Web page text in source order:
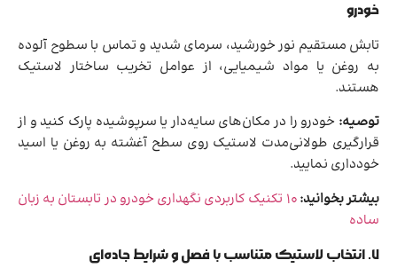
خودرو
تابش مستقیم نور خورشید، سرمای شدید و تماس با سطوح آلوده
به روغن یا مواد شیمیایی، از عوامل تخریب ساختار لاستیک
هستند.
توصیه: خودرو را در مکان‌های سایه‌دار یا سرپوشیده پارک کنید و از
قرارگیری طولانی‌مدت لاستیک روی سطح آغشته به روغن یا اسید
خودداری نمایید.
بیشتر بخوانید:
10 تکنیک‌ کاربردی نگهداری خودرو در تابستان به زبان
ساده
۷. انتخاب لاستیک متناسب با فصل و شرایط جاده‌ای